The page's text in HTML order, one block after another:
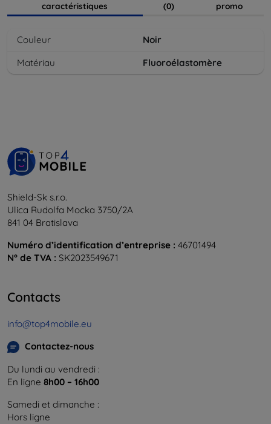
caractéristiques
(0)
promo
Couleur
Noir
Matériau
Fluoroélastomère
Shield-Sk s.r.o.
Ulica Rudolfa Mocka 3750/2A
841 04 Bratislava
Numéro d’identification d’entreprise : 46701494
N° de TVA : SK2023549671
Contacts
info@top4mobile.eu
Contactez-nous
Du lundi au vendredi :
En ligne 8h00 – 16h00
Samedi et dimanche :
Hors ligne